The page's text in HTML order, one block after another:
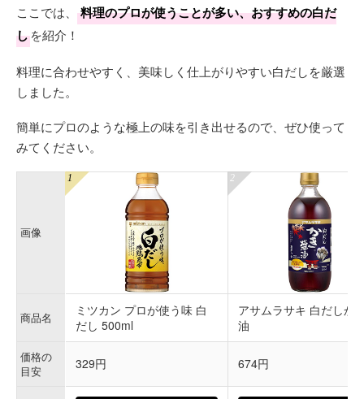
ここでは、
料理のプロが使うことが多い、おすすめの白だ
しを紹介！
料理に合わせやすく、美味しく仕上がりやすい白だしを厳選
しました。
簡単にプロのような極上の味を引き出せるので、ぜひ使って
みてください。
画像
商品名
ミツカン プロが使う味 白
だし 500ml
アサムラサキ 白だしか
油
価格の
目安
329円 674円